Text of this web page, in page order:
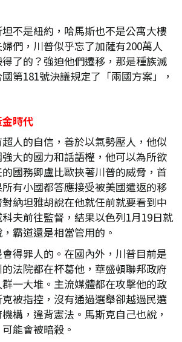
不是紐約，哈馬斯也不是公寓大樓
們，川普似乎忘了加薩有200萬人
了的？強迫他們遷移，那是種族滅
第181號決議規定了「兩國方案」，
時代
人的自信，善於以氣勢壓人，他似
大的國力和話語權，他可以為所欲
國務卿盧比歐挾著川普的威脅，首
有小國都答應接受被美國遣返的移
納坦雅胡說在他就任前就要看到中
夫前往監督，結果以色列1月19日就
霸道還是相當管用的。
得罪人的。在國內外，川普目前是
法院都在杯葛他，華盛頓聯邦政府
一大堆。主流媒體都在攻擊他的政
被指控，沒有通過選舉卻越過民選
構，違背憲法。馬斯克自己也說，
能會被暗殺。